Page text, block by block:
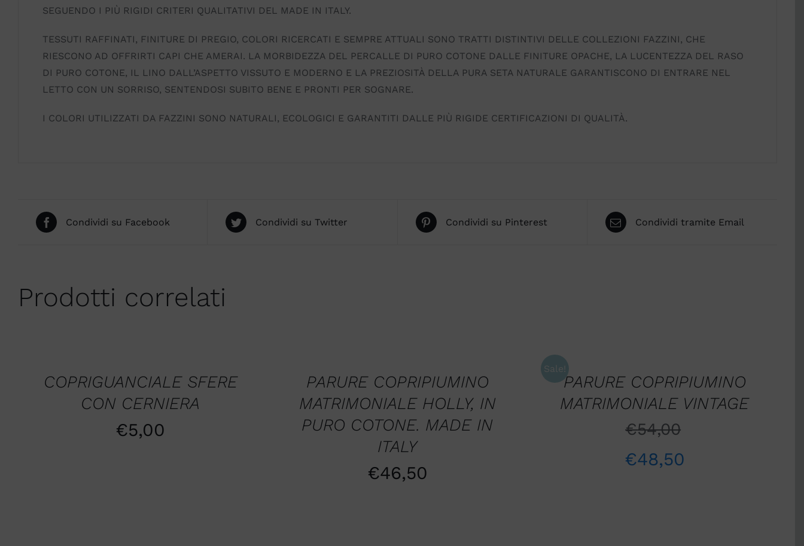
SEGUENDO I PIÙ RIGIDI CRITERI QUALITATIVI DEL MADE IN ITALY.
TESSUTI RAFFINATI, FINITURE DI PREGIO, COLORI RICERCATI E SEMPRE ATTUALI SONO TRATTI DISTINTIVI DELLE COLLEZIONI FAZZINI, CHE
RIESCONO AD OFFRIRTI CAPI CHE AMERAI. LA MORBIDEZZA DEL PERCALLE DI PURO COTONE DALLE FINITURE OPACHE, LA LUCENTEZZA DEL RASO
DI PURO COTONE, IL LINO DALL’ASPETTO VISSUTO E MODERNO E LA PREZIOSITÀ DELLA PURA SETA NATURALE GARANTISCONO DI ENTRARE NEL
LETTO CON UN SORRISO, SENTENDOSI SUBITO BENE E PRONTI PER SOGNARE.
I COLORI UTILIZZATI DA FAZZINI SONO NATURALI, ECOLOGICI E GARANTITI DALLE PIÙ RIGIDE CERTIFICAZIONI DI QUALITÀ.
Condividi su Facebook Condividi su Twitter Condividi su Pinterest Condividi tramite Email
Prodotti correlati
COPRIGUANCIALE SFERE
CON CERNIERA
€5,00
PARURE COPRIPIUMINO
MATRIMONIALE HOLLY, IN
PURO COTONE. MADE IN
ITALY
€46,50
Sale!
QUICK
VIEW
PARURE COPRIPIUMINO
MATRIMONIALE VINTAGE
€54,00
€48,50